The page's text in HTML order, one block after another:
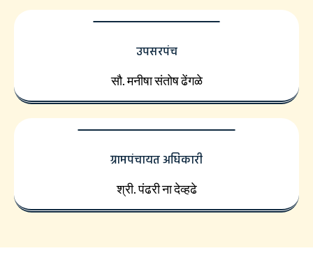
उपसरपंच
सौ. मनीषा संतोष ढेंगळे
ग्रामपंचायत अधिकारी
श्री. पंढरी ना देव्हढे